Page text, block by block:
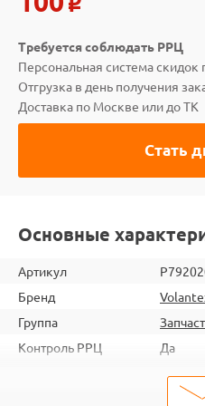
o
Требуется соблюдать РРЦ
Персональная система скидок
Отгрузка в день получения
Доставка по Москве или до ТК
Стать
Основные
Артикул
Бренд
Группа
Контроль РРЦ
Да